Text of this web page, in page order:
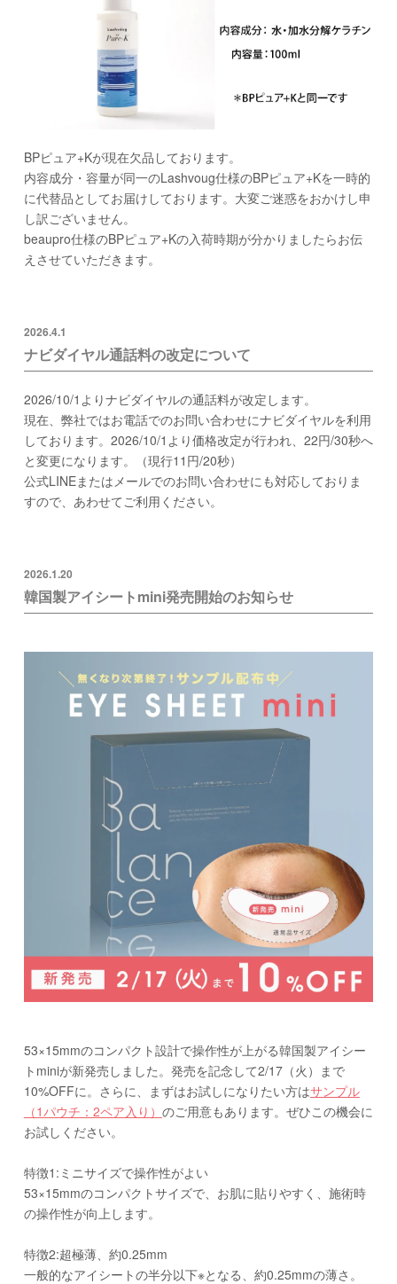
BPピュア+Kが現在欠品しております。
内容成分・容量が同一のLashvoug仕様のBPピュア+Kを一時的
に代替品としてお届けしております。大変ご迷惑をおかけし申
し訳ございません。
beaupro仕様のBPピュア+Kの入荷時期が分かりましたらお伝
えさせていただきます。
2026.4.1
ナビダイヤル通話料の改定について
2026/10/1よりナビダイヤルの通話料が改定します。
現在、弊社ではお電話でのお問い合わせにナビダイヤルを利用
しております。2026/10/1より価格改定が行われ、22円/30秒へ
と変更になります。（現行11円/20秒）
公式LINEまたはメールでのお問い合わせにも対応しておりま
すので、あわせてご利用ください。
2026.1.20
韓国製アイシートmini発売開始のお知らせ
53×15mmのコンパクト設計で操作性が上がる韓国製アイシー
トminiが新発売しました。発売を記念して2/17（火）まで
10%OFFに。さらに、まずはお試しになりたい方はサンプル
（1パウチ：2ペア入り） のご用意もあります。ぜひこの機会に
お試しください。
特徴1:ミニサイズで操作性がよい
53×15mmのコンパクトサイズで、お肌に貼りやすく、施術時
の操作性が向上します。
特徴2:超極薄、約0.25mm
一般的なアイシートの半分以下※となる、約0.25mmの薄さ。